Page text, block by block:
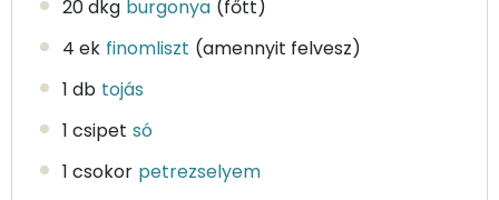
20 dkg burgonya (főtt)
4 ek finomliszt (amennyit felvesz)
1 db tojás
1 csipet só
1 csokor petrezselyem